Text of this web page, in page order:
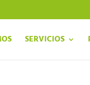
SERVICIOS